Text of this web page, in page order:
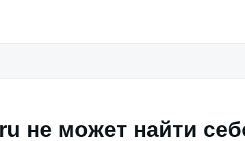
не может найти